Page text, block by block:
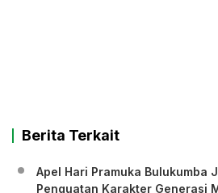
Berita Terkait
Apel Hari Pramuka Bulukumba
Penguatan Karakter Generasi